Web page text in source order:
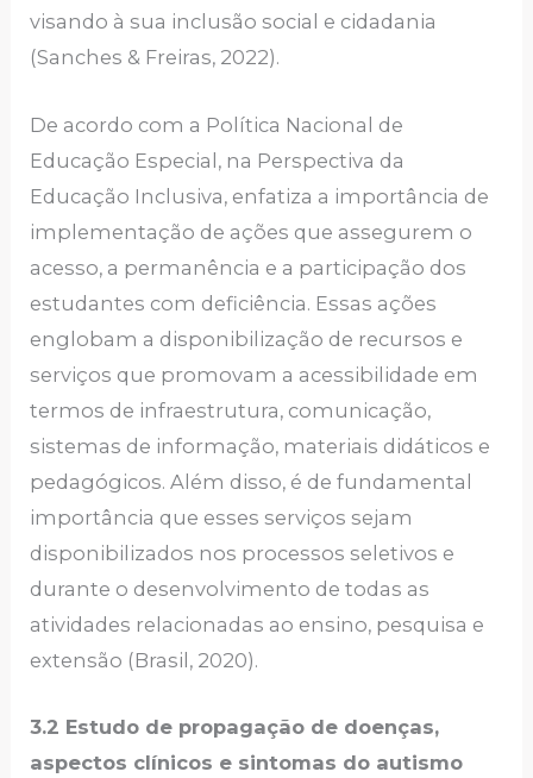
visando à sua inclusão social e cidadania
(Sanches & Freiras, 2022).
De acordo com a Política Nacional de
Educação Especial, na Perspectiva da
Educação Inclusiva, enfatiza a importância de
implementação de ações que assegurem o
acesso, a permanência e a participação dos
estudantes com deficiência. Essas ações
englobam a disponibilização de recursos e
serviços que promovam a acessibilidade em
termos de infraestrutura, comunicação,
sistemas de informação, materiais didáticos e
pedagógicos. Além disso, é de fundamental
importância que esses serviços sejam
disponibilizados nos processos seletivos e
durante o desenvolvimento de todas as
atividades relacionadas ao ensino, pesquisa e
extensão (Brasil, 2020).
3.2 Estudo de propagação de doenças,
aspectos clínicos e sintomas do autismo